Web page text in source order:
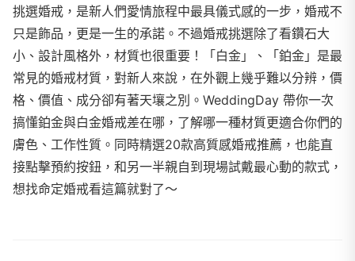
挑選婚戒，是新人們愛情旅程中最具儀式感的一步，婚戒不
只是飾品，更是一生的承諾。不過婚戒挑選除了看鑽石大
小、設計風格外，材質也很重要！「白金」、「鉑金」是最
常見的婚戒材質，對新人來說，在外觀上幾乎難以分辨，價
格、價值、成分卻有著天壤之別。WeddingDay 帶你一次
搞懂鉑金與白金婚戒差在哪，了解哪一種材質更適合你們的
膚色、工作性質。同時精選20款高質感婚戒推薦，也能直
接點擊預約按鈕，和另一半親自到現場試戴最心動的款式，
想找命定婚戒看這篇就對了～